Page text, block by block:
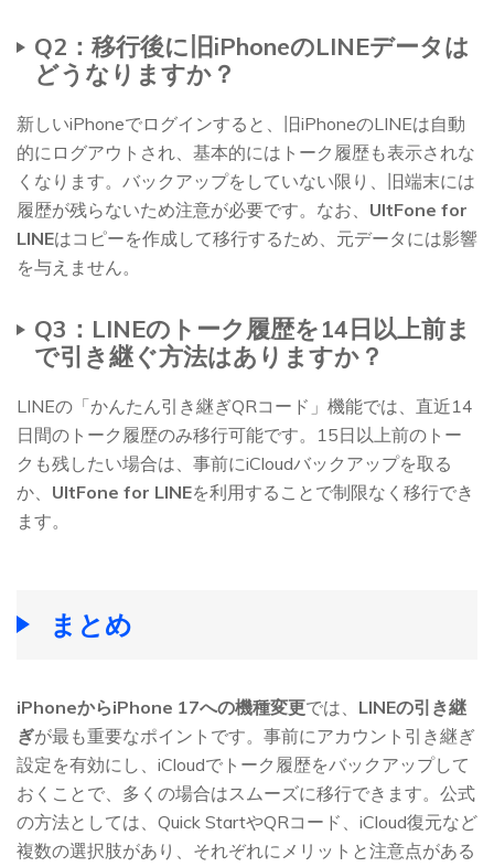
Q2：移行後に旧iPhoneのLINEデータは
どうなりますか？
新しいiPhoneでログインすると、旧iPhoneのLINEは自動
的にログアウトされ、基本的にはトーク履歴も表示されな
くなります。バックアップをしていない限り、旧端末には
履歴が残らないため注意が必要です。なお、 UltFone for
LINEはコピーを作成して移行するため、元データには影響
を与えません。
Q3：LINEのトーク履歴を14日以上前ま
で引き継ぐ方法はありますか？
LINEの「かんたん引き継ぎQRコード」機能では、直近14
日間のトーク履歴のみ移行可能です。15日以上前のトー
クも残したい場合は、事前にiCloudバックアップを取る
か、 UltFone for LINEを利用することで制限なく移行でき
ます。
まとめ
iPhoneからiPhone 17への機種変更では、 LINEの引き継
ぎが最も重要なポイントです。事前にアカウント引き継ぎ
設定を有効にし、iCloudでトーク履歴をバックアップして
おくことで、多くの場合はスムーズに移行できます。公式
の方法としては、Quick StartやQRコード、iCloud復元など
複数の選択肢があり、それぞれにメリットと注意点がある